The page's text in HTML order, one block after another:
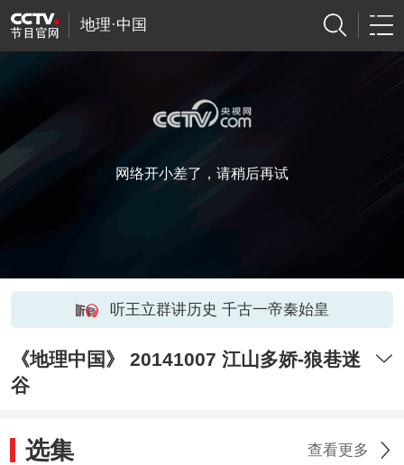
地理·中国
网络开小差了，请稍后再试
听王立群讲历史 千古一帝秦始皇
《地理中国》 20141007 江山多娇-狼巷迷
谷
选集 查看更多